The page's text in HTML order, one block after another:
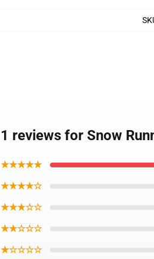
1 reviews for Snow
★★★★★
★★★★☆
★★★☆☆
★★☆☆☆
★☆☆☆☆